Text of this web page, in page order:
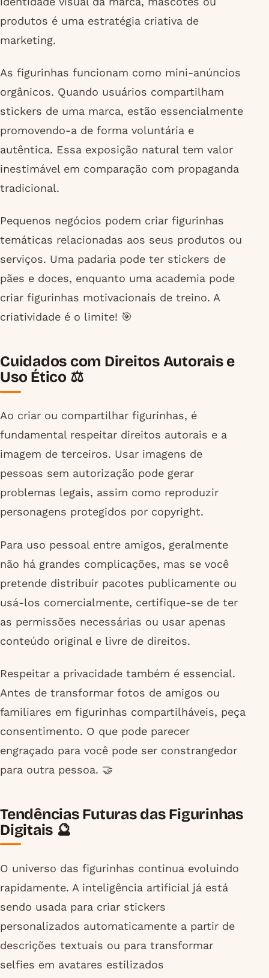
produtos é uma estratégia criativa de
marketing.
As figurinhas funcionam como mini-anúncios
orgânicos. Quando usuários compartilham
stickers de uma marca, estão essencialmente
promovendo-a de forma voluntária e
autêntica. Essa exposição natural tem valor
inestimável em comparação com propaganda
tradicional.
Pequenos negócios podem criar figurinhas
temáticas relacionadas aos seus produtos ou
serviços. Uma padaria pode ter stickers de
pães e doces, enquanto uma academia pode
criar figurinhas motivacionais de treino. A
criatividade é o limite! 🎯
Cuidados com Direitos Autorais e
Uso Ético ⚖️
Ao criar ou compartilhar figurinhas, é
fundamental respeitar direitos autorais e a
imagem de terceiros. Usar imagens de
pessoas sem autorização pode gerar
problemas legais, assim como reproduzir
personagens protegidos por copyright.
Para uso pessoal entre amigos, geralmente
não há grandes complicações, mas se você
pretende distribuir pacotes publicamente ou
usá-los comercialmente, certifique-se de ter
as permissões necessárias ou usar apenas
conteúdo original e livre de direitos.
Respeitar a privacidade também é essencial.
Antes de transformar fotos de amigos ou
familiares em figurinhas compartilháveis, peça
consentimento. O que pode parecer
engraçado para você pode ser constrangedor
para outra pessoa. 🤝
Tendências Futuras das Figurinhas
Digitais 🔮
O universo das figurinhas continua evoluindo
rapidamente. A inteligência artificial já está
sendo usada para criar stickers
personalizados automaticamente a partir de
descrições textuais ou para transformar
selfies em avatares estilizados